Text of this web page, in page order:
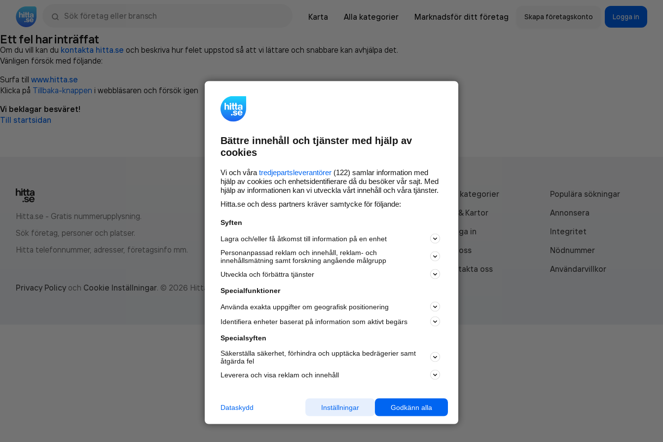
Karta
Alla kategorier Marknadsför ditt företag Skapa företagskonto Logga in
Ett fel har inträffat
Om du vill kan du kontakta hitta.se och beskriva hur felet uppstod så att vi lättare och snabbare kan avhjälpa det.
Vänligen försök med följande:
Surfa till www.hitta.se
Klicka på Tillbaka-knappen i webbläsaren och försök igen
Vi beklagar besväret!
Till startsidan
Hitta.se - Gratis nummerupplysning.
Sök företag, personer och platser.
Hitta telefonnummer, adresser, företagsinfo mm.
Marknadsför företaget på
nya kunder och
samarbetspartners nära dig.
Läs mer här
Alla kategorier
Populära sökningar
API & Kartor
Annonsera
Logga in
Integritet
Om oss
Nödnummer
Kontakta oss
Användarvillkor
Privacy Policy och Cookie Inställningar. © 2026 Hitta.se
Bättre innehåll och tjänster med hjälp av
cookies
Vi och våra tredjepartsleverantörer (122) samlar information med
hjälp av cookies och enhetsidentifierare då du besöker vår sajt. Med
hjälp av informationen kan vi utveckla vårt innehåll och våra tjänster.
Hitta.se och dess partners kräver samtycke för följande:
Syften
Lagra och/eller få åtkomst till information på en enhet
Personanpassad reklam och innehåll, reklam- och
innehållsmätning samt forskning angående målgrupp
Utveckla och förbättra tjänster
Specialfunktioner
Använda exakta uppgifter om geografisk positionering
Identifiera enheter baserat på information som aktivt begärs
Specialsyften
Säkerställa säkerhet, förhindra och upptäcka bedrägerier samt
åtgärda fel
Leverera och visa reklam och innehåll
Godkänn alla
Inställningar
Dataskydd